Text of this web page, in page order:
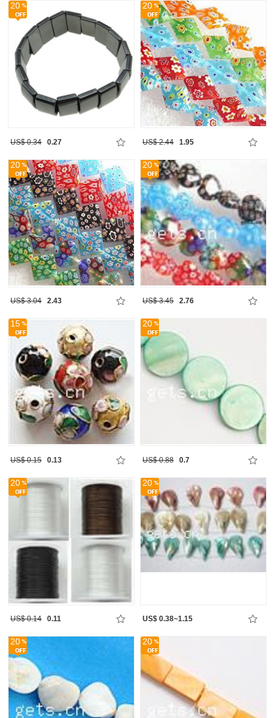
20
US$ 0.34 0.27
20
US$ 2.44 1.95
20
US$ 3.04 2.43
20
US$ 3.45 2.76
15
US$ 0.15 0.13
20
US$ 0.88 0.7
20
US$ 0.14 0.11
20
US$ 0.38~1.15
20 20